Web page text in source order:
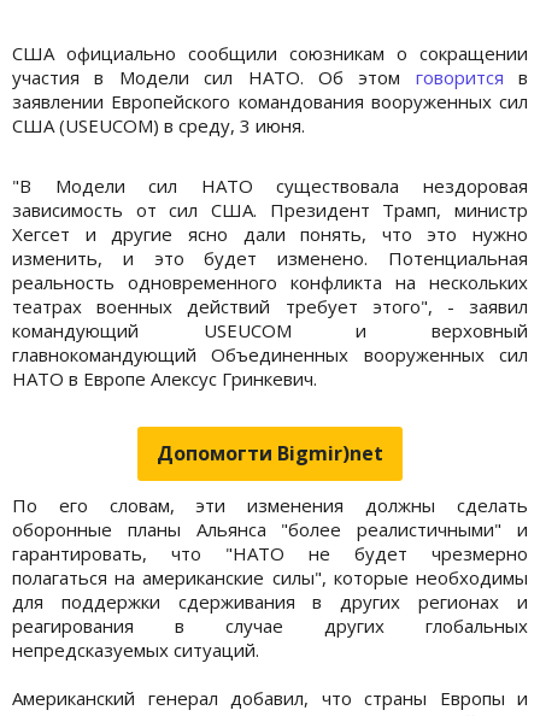
США официально сообщили союзникам о сокращении
участия в Модели сил НАТО. Об этом говорится в
заявлении Европейского командования вооруженных сил
США (USEUCOM) в среду, 3 июня.
"В Модели сил НАТО существовала нездоровая
зависимость от сил США. Президент Трамп, министр
Хегсет и другие ясно дали понять, что это нужно
изменить, и это будет изменено. Потенциальная
реальность одновременного конфликта на нескольких
театрах военных действий требует этого", - заявил
командующий USEUCOM и верховный
главнокомандующий Объединенных вооруженных сил
НАТО в Европе Алексус Гринкевич.
Допомогти Bigmir)net
По его словам, эти изменения должны сделать
оборонные планы Альянса "более реалистичными" и
гарантировать, что "НАТО не будет чрезмерно
полагаться на американские силы", которые необходимы
для поддержки сдерживания в других регионах и
реагирования в случае других глобальных
непредсказуемых ситуаций.
Американский генерал добавил, что страны Европы и